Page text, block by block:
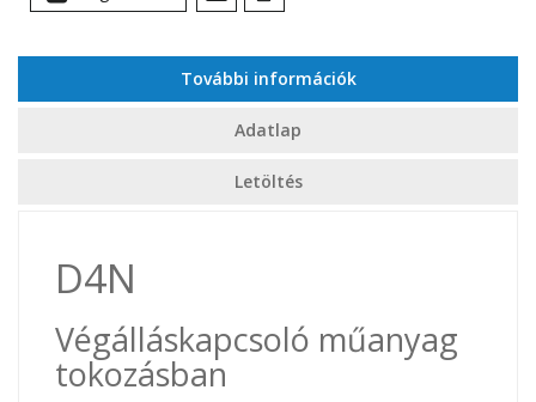
További információk
Adatlap
Letöltés
D4N
Végálláskapcsoló műanyag
tokozásban